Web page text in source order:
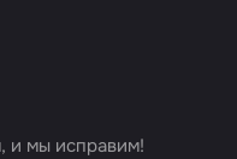
и мы исправим!